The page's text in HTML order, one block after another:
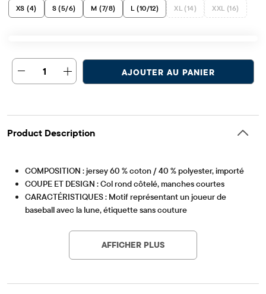
XS (4) S (5/6) M (7/8) L (10/12) XL (14) XXL (16)
1 AJOUTER AU PANIER
Product Description
COMPOSITION : jersey 60 % coton / 40 % polyester, importé
COUPE ET DESIGN : Col rond côtelé, manches courtes
CARACTÉRISTIQUES : Motif représentant un joueur de
baseball avec la lune, étiquette sans couture
AFFICHER PLUS